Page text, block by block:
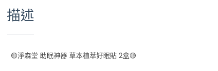
描述
🟡淨森堂 助眠神器 草本植萃好眠貼 2盒🟡